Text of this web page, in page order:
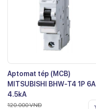
Aptomat tép (MCB)
MITSUBISHI BHW-T4 1P 6A
4.5kA
120.000VNĐ